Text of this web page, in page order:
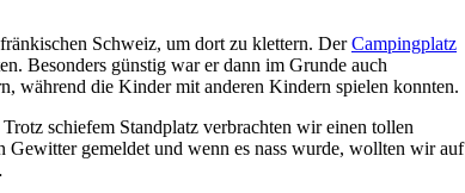
Schweiz, um dort zu klettern. DerCampingplatz
Besonders günstig war er dann im Grunde auch
während die Kinder mit anderen Kindern spielen konnten.
schiefem Standplatz verbrachten wir einen tollen
Gewitter gemeldet und wenn es nass wurde, wollten wir auf